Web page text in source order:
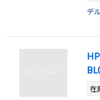
デル
在